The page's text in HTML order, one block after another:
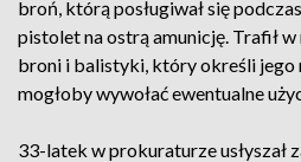
broń, którą posługiwał się
pistolet na ostrą amunicję. Trafił
broni i balistyki, który określi jego
mogłoby wywołać ewentualne
33-latek w prokuraturze usłyszał